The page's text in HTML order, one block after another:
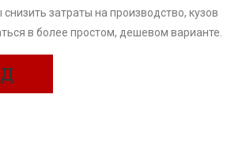
затраты на производство, кузов
в более простом, дешевом варианте.